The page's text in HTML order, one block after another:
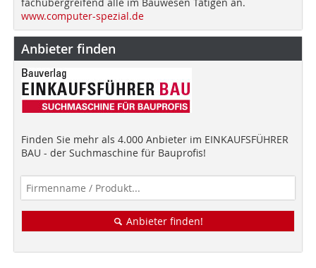
www.computer-spezial.de
Anbieter finden
Finden Sie mehr als 4.000 Anbieter im EINKAUFSFÜHRER
BAU - der Suchmaschine für Bauprofis!
Anbieter finden!